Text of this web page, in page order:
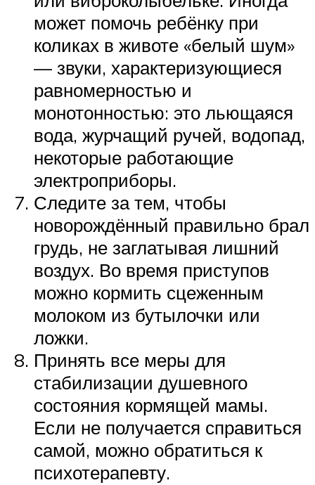
может помочь ребёнку при
коликах в животе «белый шум»
— звуки, характеризующиеся
равномерностью и
монотонностью: это льющаяся
вода, журчащий ручей, водопад,
некоторые работающие
электроприборы.
Следите за тем, чтобы
новорождённый правильно брал
грудь, не заглатывая лишний
воздух. Во время приступов
можно кормить сцеженным
молоком из бутылочки или
ложки.
Принять все меры для
стабилизации душевного
состояния кормящей мамы.
Если не получается справиться
самой, можно обратиться к
психотерапевту.